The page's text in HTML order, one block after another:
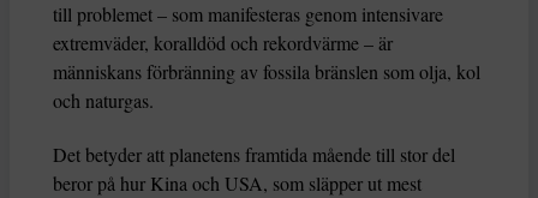
till problemet – som manifesteras genom intensivare
extremväder, koralldöd och rekordvärme – är
människans förbränning av fossila bränslen som olja, kol
och naturgas.
Det betyder att planetens framtida mående till stor del
beror på hur Kina och USA, som släpper ut mest